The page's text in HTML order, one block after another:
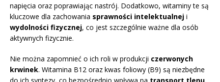
napięcia oraz poprawiając nastrój. Dodatkowo, witaminy te są
kluczowe dla zachowania sprawności intelektualnej i
wydolności fizycznej, co jest szczególnie ważne dla osób
aktywnych fizycznie.
Nie można zapomnieć o ich roli w produkcji czerwonych
krwinek. Witamina B12 oraz kwas foliowy (B9) są niezbędne